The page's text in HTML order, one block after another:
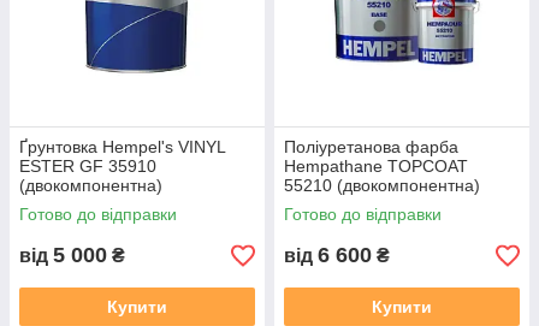
Ґрунтовка Hempel's VINYL
ESTER GF 35910
(двокомпонентна)
Готово до відправки
від 5 000 ₴
Купити
Поліуретанова фарба
Hempathane TOPCOAT
55210 (двокомпонентна)
Готово до відправки
від 6 600 ₴
Купити